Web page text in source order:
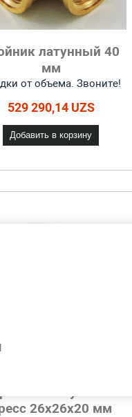
латунный 40
мм
от объема. Звоните!
529 290,14 UZS
Добавить в корзину
26х26х20 мм